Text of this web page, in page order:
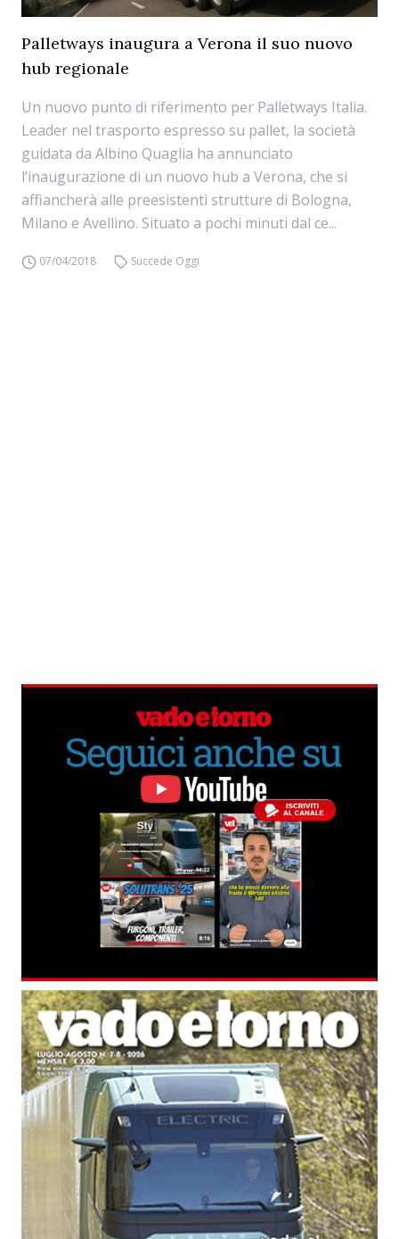
Palletways inaugura a Verona il suo nuovo
hub regionale
Un nuovo punto di riferimento per Palletways Italia.
Leader nel trasporto espresso su pallet, la società
guidata da Albino Quaglia ha annunciato
l’inaugurazione di un nuovo hub a Verona, che si
affiancherà alle preesistenti strutture di Bologna,
Milano e Avellino. Situato a pochi minuti dal ce...
07/04/2018 Succede Oggi